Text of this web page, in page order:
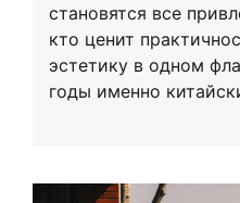
становятся все
кто ценит
эстетику в одном
годы именно